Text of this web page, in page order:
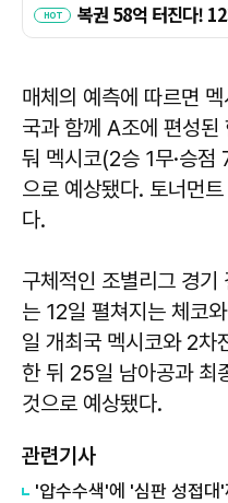
매체의 예측에 따르면
국과 함께 A조에 편성
둬 멕시코(2승 1무·승점
으로 예상됐다. 토너먼
다.
구체적인 조별리그 경
는 12일 펼쳐지는 체코
일 개최국 멕시코와 2차
한 뒤 25일 남아공과 최
것으로 예상됐다.
관련기사